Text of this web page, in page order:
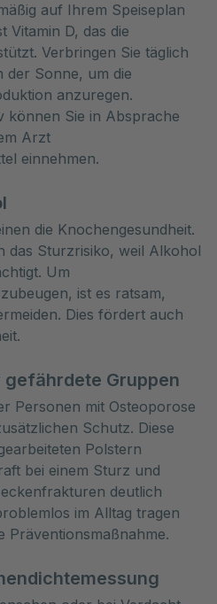
auf Ihrem Speiseplan
Vitamin D, das die
Verbringen Sie täglich
der Sonne, um die
anzuregen.
können Sie in Absprache
Arzt
einnehmen.
die Knochengesundheit.
das Sturzrisiko, weil Alkohol
Um
ist es ratsam,
Dies fördert auch
Gruppen
Personen mit Osteoporose
Schutz. Diese
Polstern
bei einem Sturz und
deutlich
im Alltag tragen
Präventionsmaßnahme.